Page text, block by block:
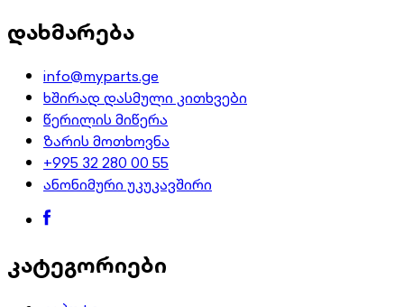
დახმარება
info@myparts.ge
ხშირად დასმული კითხვები
წერილის მიწერა
ზარის მოთხოვნა
+995 32 280 00 55
ანონიმური უკუკავშირი
კატეგორიები